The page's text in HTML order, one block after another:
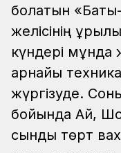
болатын
желісінің
күндері мұнда
арнайы
жүргізуде.
бойында Ай,
сынды төрт